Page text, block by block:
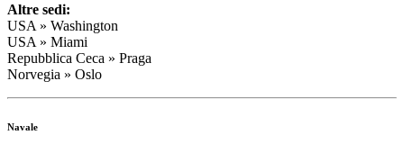
Altre sedi:
USA » Washington
USA » Miami
Repubblica Ceca » Praga
Norvegia » Oslo
Navale